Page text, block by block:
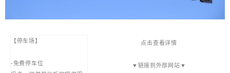
【停车场】
-免费停车位
点击查看详情
▼链接到外部网站▼